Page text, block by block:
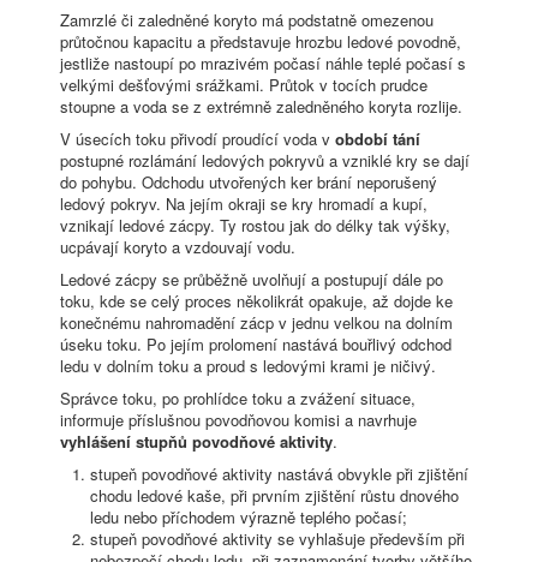
Zamrzlé či zaledněné koryto má podstatně omezenou
průtočnou kapacitu a představuje hrozbu ledové povodně,
jestliže nastoupí po mrazivém počasí náhle teplé počasí s
velkými dešťovými srážkami. Průtok v tocích prudce
stoupne a voda se z extrémně zaledněného koryta rozlije.
V úsecích toku přivodí proudící voda v období tání
postupné rozlámání ledových pokryvů a vzniklé kry se dají
do pohybu. Odchodu utvořených ker brání neporušený
ledový pokryv. Na jejím okraji se kry hromadí a kupí,
vznikají ledové zácpy. Ty rostou jak do délky tak výšky,
ucpávají koryto a vzdouvají vodu.
Ledové zácpy se průběžně uvolňují a postupují dále po
toku, kde se celý proces několikrát opakuje, až dojde ke
konečnému nahromadění zácp v jednu velkou na dolním
úseku toku. Po jejím prolomení nastává bouřlivý odchod
ledu v dolním toku a proud s ledovými krami je ničivý.
Správce toku, po prohlídce toku a zvážení situace,
informuje příslušnou povodňovou komisi a navrhuje
vyhlášení stupňů povodňové aktivity.
stupeň povodňové aktivity nastává obvykle při zjištění
chodu ledové kaše, při prvním zjištění růstu dnového
ledu nebo příchodem výrazně teplého počasí;
stupeň povodňové aktivity se vyhlašuje především při